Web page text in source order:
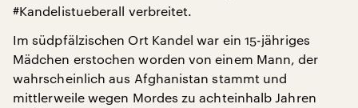
#Kandelistueberall verbreitet.
Im südpfälzischen Ort Kandel war ein 15-jähriges
Mädchen erstochen worden von einem Mann, der
wahrscheinlich aus Afghanistan stammt und
mittlerweile wegen Mordes zu achteinhalb Jahren